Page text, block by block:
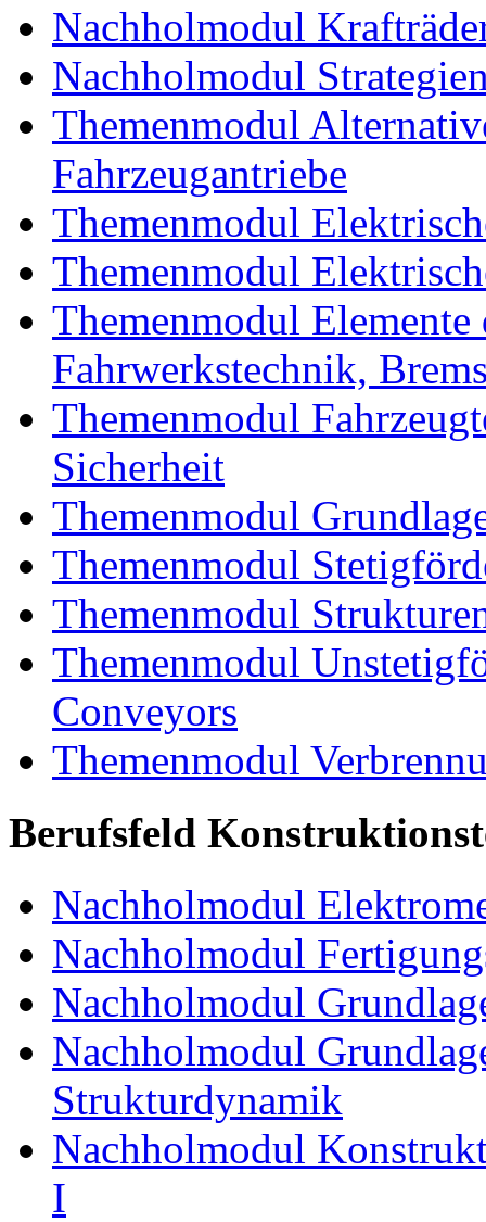
Nachholmodul
Nachholmodul
Themenmodul
Fahrzeugantriebe
Themenmodul
Themenmodul
Themenmodul Elemente
Fahrwerkstechnik,
Themenmodul
Sicherheit
Themenmodul
Themenmodul
Themenmodul
Themenmodul
Conveyors
Themenmodul
Berufsfeld
Nachholmodul
Nachholmodul
Nachholmodul
Nachholmodul
Strukturdynamik
Nachholmodul
I